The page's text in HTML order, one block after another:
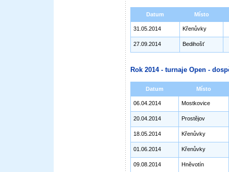
Datum Místo
31.05.2014 Křenůvky
27.09.2014 Bedihošť
Rok 2014 - turnaje Open -
Datum Místo
06.04.2014 Mostkovice
20.04.2014 Prostějov
18.05.2014 Křenůvky
01.06.2014 Křenůvky
09.08.2014 Hněvotín